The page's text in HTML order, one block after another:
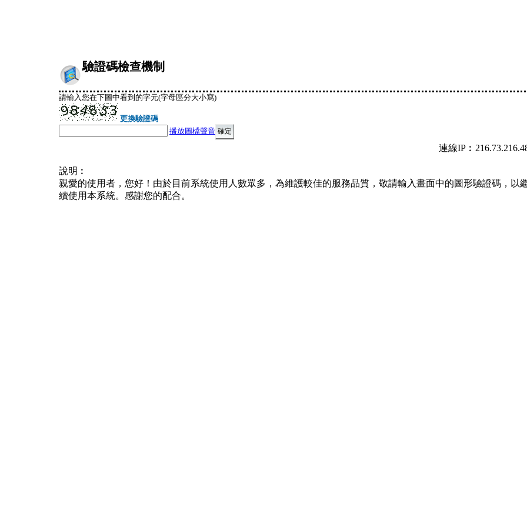
驗證碼檢查機制
請輸入您在下圖中看到的字元(字母區分大小寫)
更換驗證碼
播放圖檔聲音
連線
說明︰
親愛的使用者，您好！由於目前系統使用人數眾多，為維護較佳的服務品質，敬請輸入畫面中的圖形驗證碼，以
續使用本系統。感謝您的配合。